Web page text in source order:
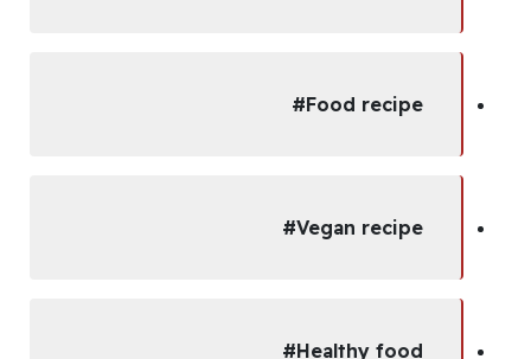
Food recipe#
Vegan recipe#
Healthy food#